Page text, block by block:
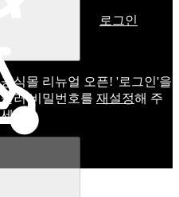
공식몰 리뉴얼 오픈! '로그인'을
눌러 비밀번호를 재설정해 주
세요.
로그인